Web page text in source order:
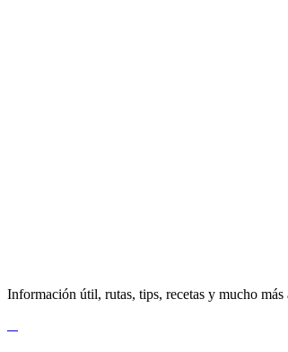
Información útil, rutas, tips, recetas y mucho